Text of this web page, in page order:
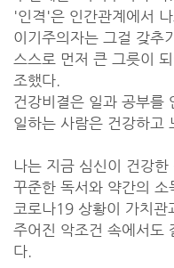
'인격'은 인간관계에서
이기주의자는 그걸 갖추
스스로 먼저 큰 그릇이
조했다.
건강비결은 일과 공부를
일하는 사람은 건강하고
나는 지금 심신이 건강
꾸준한 독서와 약간의
코로나19 상황이 가치관
주어진 악조건 속에서도
다.